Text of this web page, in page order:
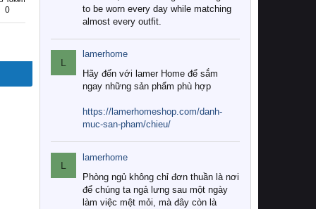
0
to be worn every day while matching
almost every outfit.
L
lamerhome
Hãy đến với lamer Home để sắm
ngay những sản phẩm phù hợp
https://lamerhomeshop.com/danh-
muc-san-pham/chieu/
L
lamerhome
Phòng ngủ không chỉ đơn thuần là nơi
để chúng ta ngả lưng sau một ngày
làm việc mệt mỏi, mà đây còn là